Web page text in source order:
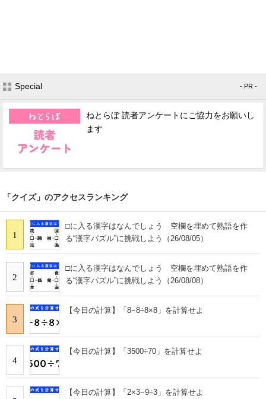
Special - PR -
ねとらぼ 読者アンケートにご協力をお願いし
ます
「クイズ」のアクセスランキング
1
□に入る漢字はなんでしょう 空欄を埋めて熟語を作
る“漢字パズル”に挑戦しよう（26/08/05）
2
□に入る漢字はなんでしょう 空欄を埋めて熟語を作
る“漢字パズル”に挑戦しよう（26/08/08）
3
【今日の計算】「8−8÷8×8」を計算せよ
4
【今日の計算】「3500÷70」を計算せよ
【今日の計算】「2×3−9÷3」を計算せよ